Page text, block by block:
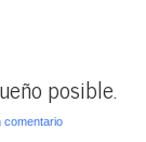
posible.
comentario